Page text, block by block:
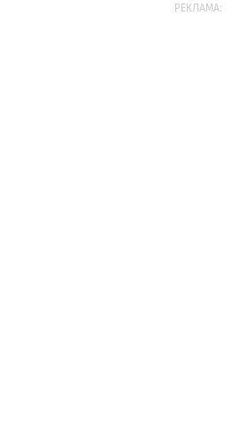
РЕКЛАМА: